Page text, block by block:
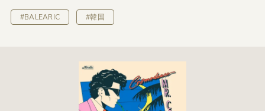
#BALEARIC #韓国